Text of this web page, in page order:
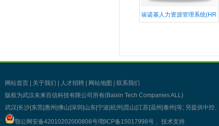
诶诺基人力资源管理系统(HR
网站首页 关于我们 人才招聘 网站地图
联系我们
版权为武汉未来百信科技有限公司所有(Baixin Tech Companies ALL)
武汉|长沙|东莞|惠州|佛山|深圳|山东|宁波|杭州|昆山|江苏|温州|泰州|等; 另提供中控
鄂公网安备42010202000808号\鄂ICP备15017998号 、技术支持.